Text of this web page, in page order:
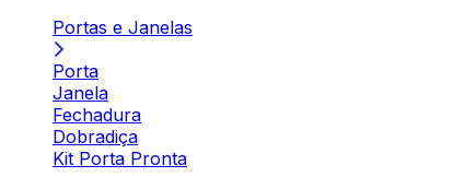
Portas e Janelas
Porta
Janela
Fechadura
Dobradiça
Kit Porta Pronta